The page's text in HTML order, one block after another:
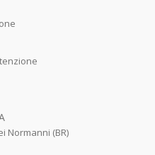
Normanni (BR)